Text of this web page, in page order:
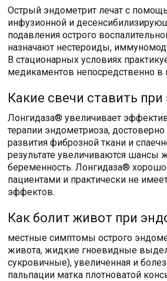
Острый эндометрит лечат с
инфузионной и
подавления острого
назначают нестероиды,
В стационарных условиях
медикаментов непосредственно в
Какие свечи ставить
Лонгидаза® увеличивает
терапии эндометриоза,
развития фиброзной ткани и
результате увеличиваются шансы
беременность. Лонгидаза® хорошо
пациентами и практически не
эффектов.
Как болит живот при
местные симптомы острого
живота, жидкие гноевидные
сукровичные), увеличенная и
пальпации матка плотноватой